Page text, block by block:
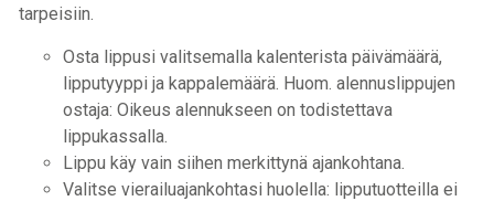
tarpeisiin.
Osta lippusi valitsemalla kalenterista päivämäärä,
lipputyyppi ja kappalemäärä. Huom. alennuslippujen
ostaja: Oikeus alennukseen on todistettava
lippukassalla.
Lippu käy vain siihen merkittynä ajankohtana.
Valitse vierailuajankohtasi huolella: lipputuotteilla ei